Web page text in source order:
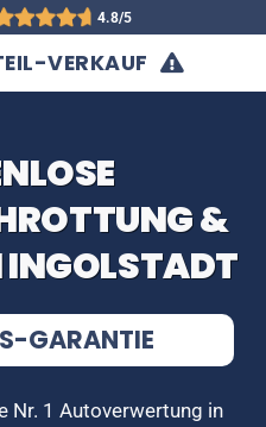
4.8/5
VERKAUF
&
GARANTIE
Nr. 1 Autoverwertung in